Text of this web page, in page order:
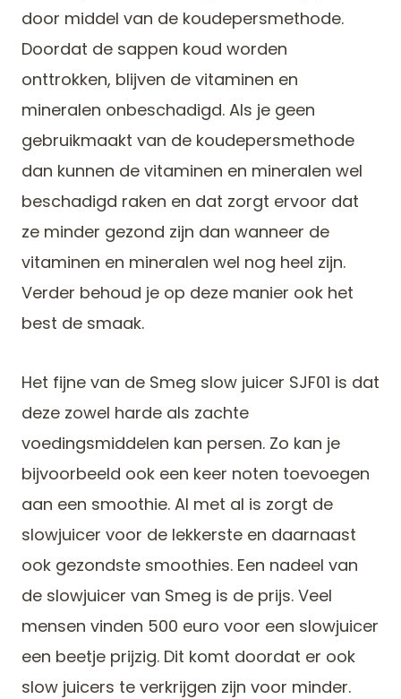
door middel van de koudepersmethode.
Doordat de sappen koud worden
onttrokken, blijven de vitaminen en
mineralen onbeschadigd. Als je geen
gebruikmaakt van de koudepersmethode
dan kunnen de vitaminen en mineralen wel
beschadigd raken en dat zorgt ervoor dat
ze minder gezond zijn dan wanneer de
vitaminen en mineralen wel nog heel zijn.
Verder behoud je op deze manier ook het
best de smaak.
Het fijne van de Smeg slow juicer SJF01 is dat
deze zowel harde als zachte
voedingsmiddelen kan persen. Zo kan je
bijvoorbeeld ook een keer noten toevoegen
aan een smoothie. Al met al is zorgt de
slowjuicer voor de lekkerste en daarnaast
ook gezondste smoothies. Een nadeel van
de slowjuicer van Smeg is de prijs. Veel
mensen vinden 500 euro voor een slowjuicer
een beetje prijzig. Dit komt doordat er ook
slow juicers te verkrijgen zijn voor minder.